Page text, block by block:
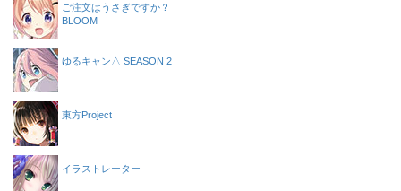
ご注文はうさぎですか？
BLOOM
ゆるキャン△ SEASON 2
東方Project
イラストレーター